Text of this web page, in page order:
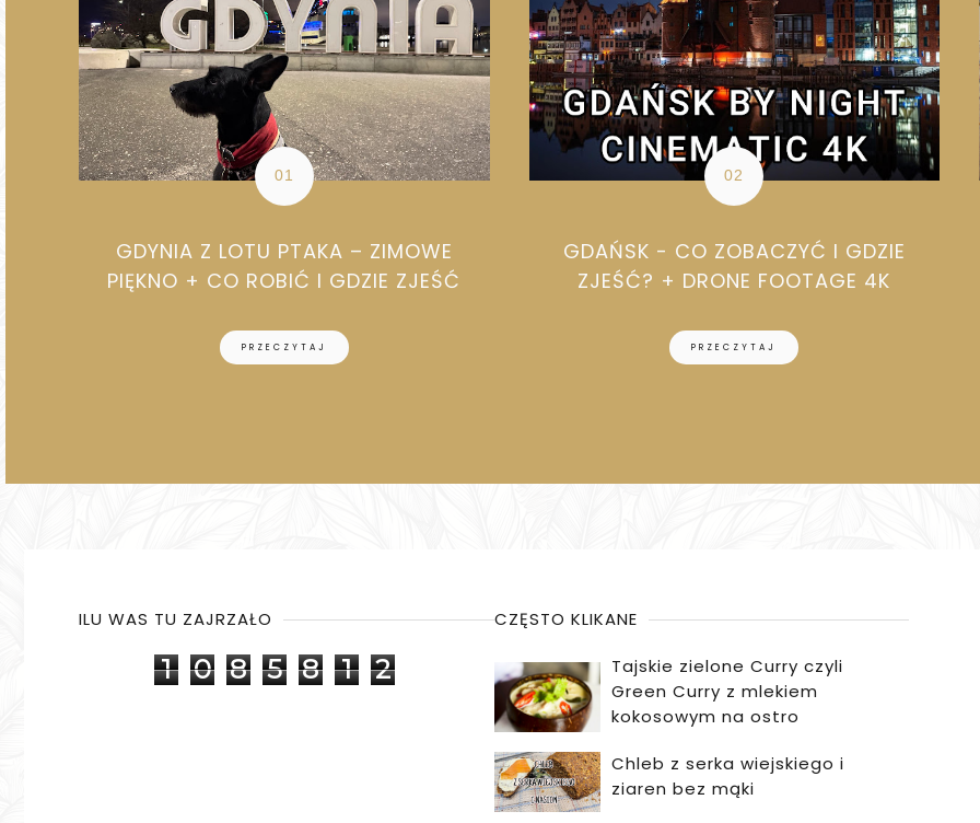
GDYNIA Z LOTU PTAKA – ZIMOWE
PIĘKNO + CO ROBIĆ I GDZIE ZJEŚĆ
PRZECZYTAJ
GDAŃSK - CO ZOBACZYĆ I GDZIE
ZJEŚĆ? + DRONE FOOTAGE 4K
PRZECZYTAJ
ILU WAS TU ZAJRZAŁO
1 0 8 5 8 1 2
CZĘSTO KLIKANE
Tajskie zielone Curry czyli
Green Curry z mlekiem
kokosowym na ostro
Chleb z serka wiejskiego i
ziaren bez mąki